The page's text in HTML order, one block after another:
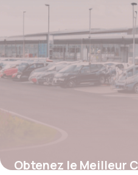
Obtenez le Meilleur